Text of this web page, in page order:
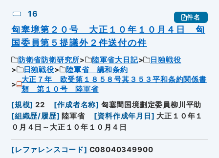
16 件名
匈塞境第２０号 大正１０年１０月４日 匈
国委員第５提議外２件送付の件
防衛省防衛研究所 陸軍省大日記
日独戦役
日独戦役
陸軍省 講和条約
大正７年 欧受第１８５８号其３５３平和条約関係書
類 第１０号 陸軍省
[規模] 22 [作成者名称] 匈塞間国境劃定委員柳川平助
[組織歴/履歴] 陸軍省 [資料作成年月日 ] 大正１０年１
０月４日～大正１０年１０月４日
[レファレンスコード] C08040349900